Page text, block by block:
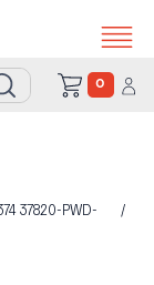
0
37820-PWD-